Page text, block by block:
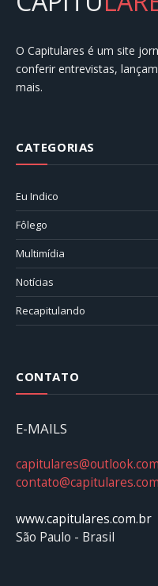
O Capitulares é um site
conferir entrevistas,
mais.
CATEGORIAS
Eu Indico
Fôlego
Multimídia
Notícias
Recapitulando
CONTATO
E-MAILS
capitulares@outlook.com
www.capitulares.com.br
São Paulo - Brasil